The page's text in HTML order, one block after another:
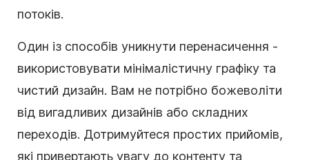
потоків.
Один із способів уникнути перенасичення -
використовувати мінімалістичну графіку та
чистий дизайн. Вам не потрібно божеволіти
від вигадливих дизайнів або складних
переходів. Дотримуйтеся простих прийомів,
які привертають увагу до контенту та